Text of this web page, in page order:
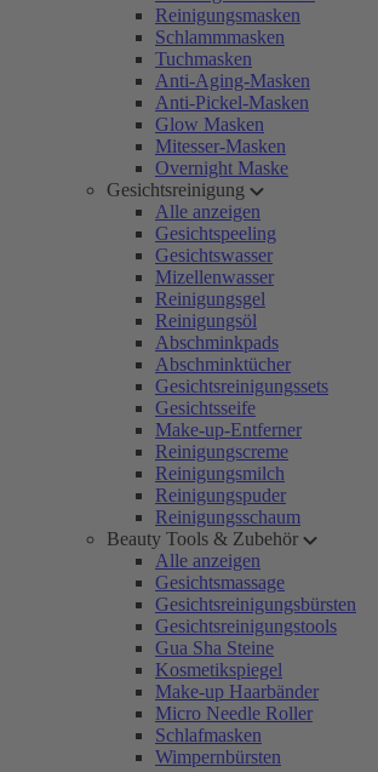
Reinigungsmasken
Schlammmasken
Tuchmasken
Anti-Aging-Masken
Anti-Pickel-Masken
Glow Masken
Mitesser-Masken
Overnight Maske
Gesichtsreinigung
Alle anzeigen
Gesichtspeeling
Gesichtswasser
Mizellenwasser
Reinigungsgel
Reinigungsöl
Abschminkpads
Abschminktücher
Gesichtsreinigungssets
Gesichtsseife
Make-up-Entferner
Reinigungscreme
Reinigungsmilch
Reinigungspuder
Reinigungsschaum
Beauty Tools & Zubehör
Alle anzeigen
Gesichtsmassage
Gesichtsreinigungsbürsten
Gesichtsreinigungstools
Gua Sha Steine
Kosmetikspiegel
Make-up Haarbänder
Micro Needle Roller
Schlafmasken
Wimpernbürsten